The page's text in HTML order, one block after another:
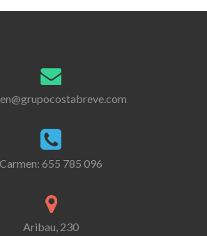
Carmen: 655 785 096
Aribau, 230